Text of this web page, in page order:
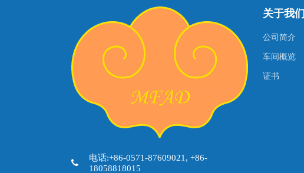
电话:+86-0571-87609021, +86-
18058818015
关于我们
公司简介
车间概览
证书